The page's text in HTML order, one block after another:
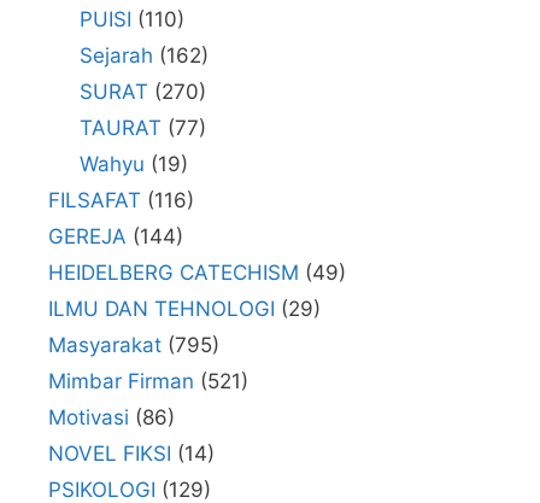
PUISI (110)
Sejarah (162)
SURAT (270)
TAURAT (77)
Wahyu (19)
FILSAFAT (116)
GEREJA (144)
HEIDELBERG CATECHISM (49)
ILMU DAN TEHNOLOGI (29)
Masyarakat (795)
Mimbar Firman (521)
Motivasi (86)
NOVEL FIKSI (14)
PSIKOLOGI (129)